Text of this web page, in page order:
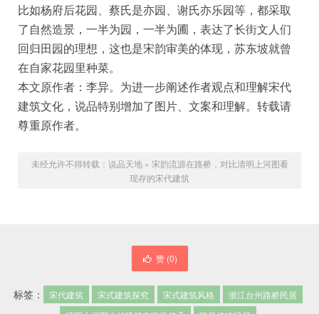
比如杨府后花园、蔡氏是亦园、谢氏亦乐园等，都采取
了自然造景，一半为园，一半为圃，表达了长街文人们
回归田园的理想，这也是宋韵审美的体现，苏东坡就曾
在自家花园里种菜。
本文原作者：李异。为进一步阐述作者观点和理解宋代
建筑文化，说品特别增加了图片、文案和理解。转载请
尊重原作者。
未经允许不得转载： 说品天地» 宋韵流源在路桥，对比清明上河图看
现存的宋代建筑
赞 (0)
标签： 宋代建筑 宋式建筑探究 宋式建筑风格
浙江台州路桥民居